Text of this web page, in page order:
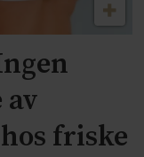
friske